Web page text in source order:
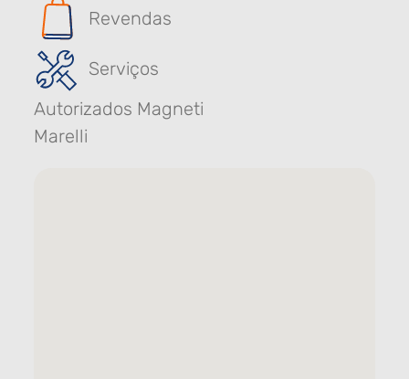
Revendas
Serviços
Autorizados Magneti
Marelli